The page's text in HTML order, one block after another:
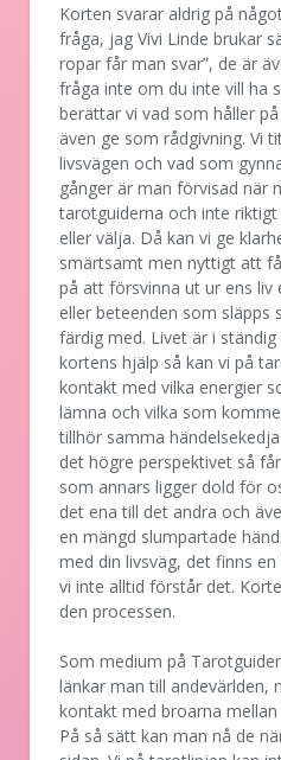
Korten svarar aldrig på
fråga, jag Vivi Linde brukar
ropar får man svar”, de är
fråga inte om du inte vill ha
berättar vi vad som håller
även ge som rådgivning. Vi
livsvägen och vad som
gånger är man förvisad när
tarotguiderna och inte
eller välja. Då kan vi ge
smärtsamt men nyttigt att
på att försvinna ut ur ens liv
eller beteenden som släpps
färdig med. Livet är i
kortens hjälp så kan vi på
kontakt med vilka energier
lämna och vilka som
tillhör samma
det högre perspektivet så
som annars ligger dold för
det ena till det andra och
en mängd slumpartade
med din livsväg, det finns
vi inte alltid förstår det.
den processen.
Som medium på
länkar man till andevärlden,
kontakt med broarna mellan
På så sätt kan man nå de